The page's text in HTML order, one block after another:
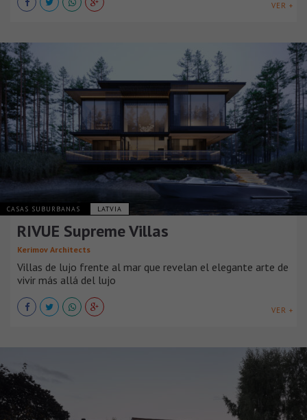
VER +
CASAS SUBURBANAS LATVIA
RIVUE Supreme Villas
Kerimov Architects
Villas de lujo frente al mar que revelan el elegante arte de
vivir más allá del lujo
VER +